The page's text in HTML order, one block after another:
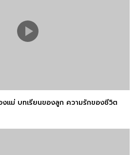
แม่ บทเรียนของลูก ความรักของชีวิต